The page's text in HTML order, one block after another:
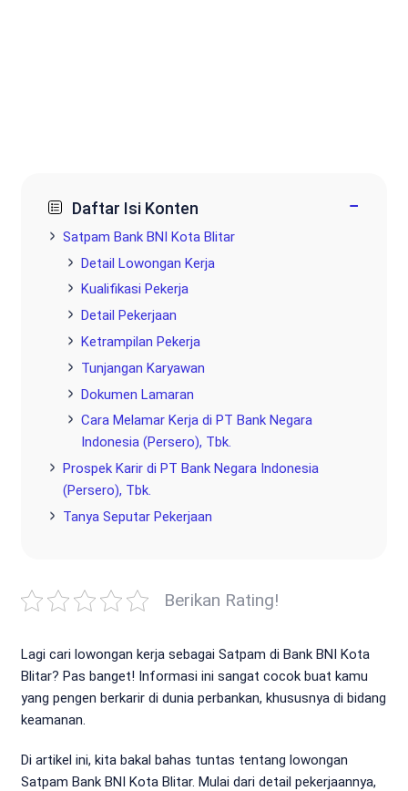
Daftar Isi Konten −
Satpam Bank BNI Kota Blitar
Detail Lowongan Kerja
Kualifikasi Pekerja
Detail Pekerjaan
Ketrampilan Pekerja
Tunjangan Karyawan
Dokumen Lamaran
Cara Melamar Kerja di PT Bank Negara
Indonesia (Persero), Tbk.
Prospek Karir di PT Bank Negara Indonesia
(Persero), Tbk.
Tanya Seputar Pekerjaan
Berikan Rating!
Lagi cari lowongan kerja sebagai Satpam di Bank BNI Kota
Blitar? Pas banget! Informasi ini sangat cocok buat kamu
yang pengen berkarir di dunia perbankan, khususnya di bidang
keamanan.
Di artikel ini, kita bakal bahas tuntas tentang lowongan
Satpam Bank BNI Kota Blitar. Mulai dari detail pekerjaannya,